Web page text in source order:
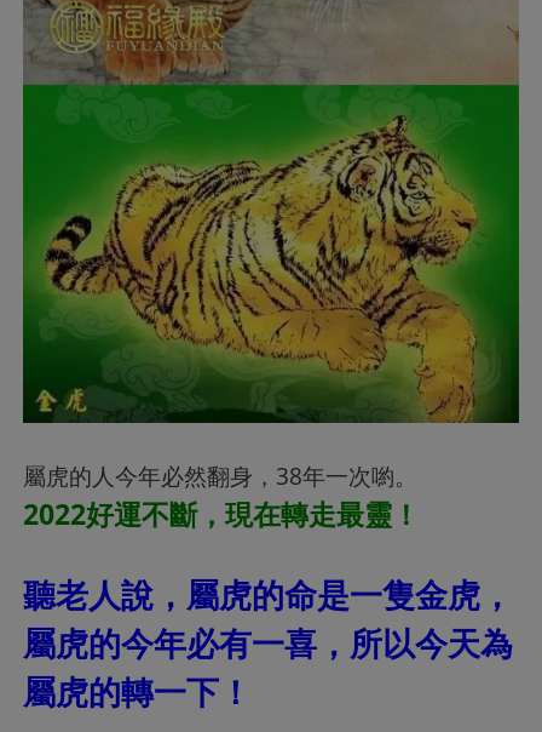
屬虎的人今年必然翻身，38年一次喲。
2022好運不斷，現在轉走最靈！
聽老人說，屬虎的命是一隻金虎，
屬虎的今年必有一喜，所以今天為
屬虎的轉一下！